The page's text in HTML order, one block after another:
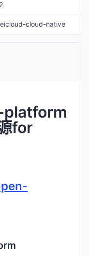
cloud-native
for